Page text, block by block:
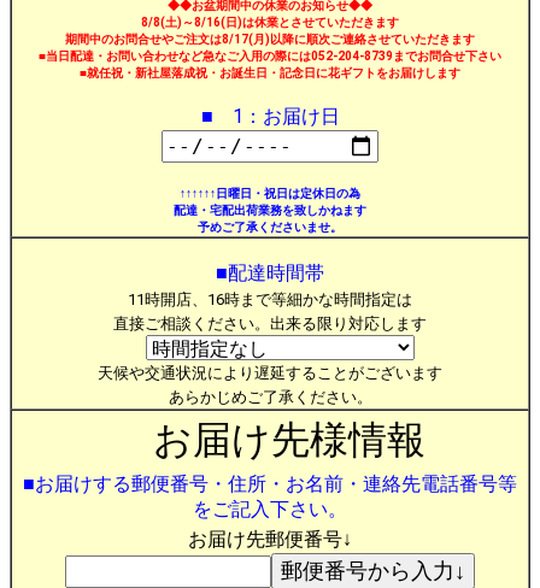
◆◆お盆期間中の休業のお知らせ◆◆
8/8(土)～8/16(日)は休業とさせていただきます
期間中のお問合せやご注文は8/17(月)以降に順次ご連絡させていただきます
■当日配達・お問い合わせなど急なご入用の際には052-204-8739までお問合せ下さい
■就任祝・新社屋落成祝・お誕生日・記念日に花ギフトをお届けします
■ 1：お届け日
↑↑↑↑↑↑日曜日・祝日は定休日の為
配達・宅配出荷業務を致しかねます
予めご了承くださいませ。
■配達時間帯
11時開店、16時まで等細かな時間指定は
直接ご相談ください。出来る限り対応します
天候や交通状況により遅延することがございます
あらかじめご了承ください。
お届け先様情報
■お届けする郵便番号・住所・お名前・連絡先電話番号等
をご記入下さい。
お届け先郵便番号↓